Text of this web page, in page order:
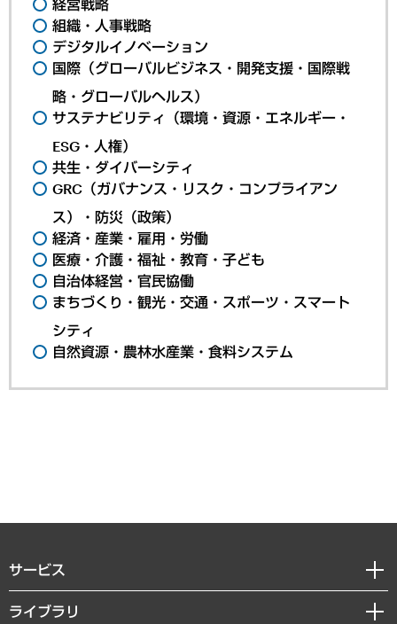
経営戦略
組織・人事戦略
デジタルイノベーション
国際（グローバルビジネス・開発支援・国際戦
略・グローバルヘルス）
サステナビリティ（環境・資源・エネルギー・
ESG・人権）
共生・ダイバーシティ
GRC（ガバナンス・リスク・コンプライアン
ス）・防災（政策）
経済・産業・雇用・労働
医療・介護・福祉・教育・子ども
自治体経営・官民協働
まちづくり・観光・交通・スポーツ・スマート
シティ
自然資源・農林水産業・食料システム
サービス
経営戦略
ライブラリ